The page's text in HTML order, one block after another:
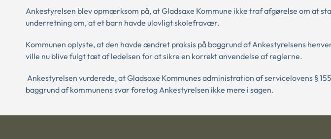
Ankestyrelsen blev opmærksom på, at Gladsaxe Kommune ikke traf afgørelse om at
underretning om, at et barn havde ulovligt skolefravær.
Kommunen oplyste, at den havde ændret praksis på baggrund af Ankestyrelsens
ville nu blive fulgt tæt af ledelsen for at sikre en korrekt anvendelse af reglerne.
Ankestyrelsen vurderede, at Gladsaxe Kommunes administration af servicelovens §
baggrund af kommunens svar foretog Ankestyrelsen ikke mere i sagen.